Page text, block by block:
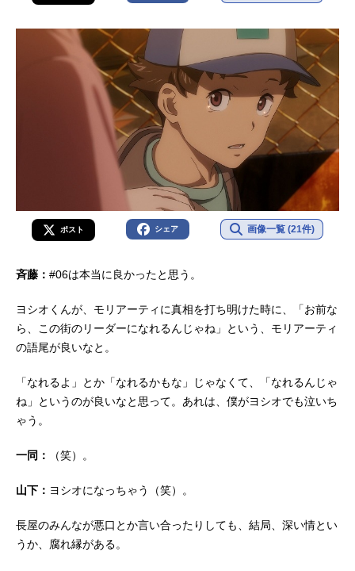
ポスト シェア 画像一覧 (21件)
斉藤： #06は本当に良かったと思う。
ヨシオくんが、モリアーティに真相を打ち明けた時に、「お前な
ら、この街のリーダーになれるんじゃね」という、モリアーティ
の語尾が良いなと。
「なれるよ」とか「なれるかもな」じゃなくて、「なれるんじゃ
ね」というのが良いなと思って。あれは、僕がヨシオでも泣いち
ゃう。
一同： （笑）。
山下： ヨシオになっちゃう（笑）。
長屋のみんなが悪口とか言い合ったりしても、結局、深い情とい
うか、腐れ縁がある。